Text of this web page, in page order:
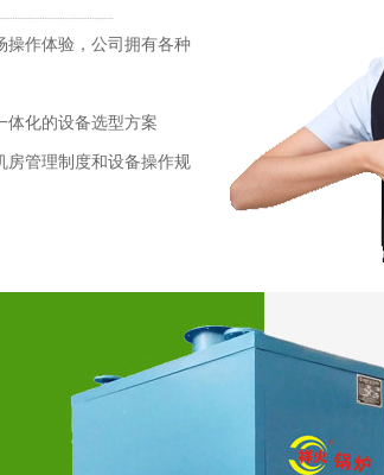
操作体验，公司拥有各种
体化的设备选型方案
房管理制度和设备操作规